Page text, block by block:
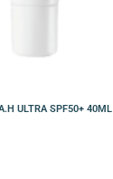
ULTRA SPF50+ 40ML